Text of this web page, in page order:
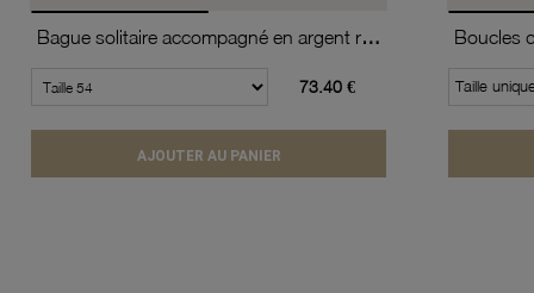
Bague solitaire accompagné en argent rhodié, oxydes de zirconium
73.40 €
AJOUTER AU PANIER
Taille